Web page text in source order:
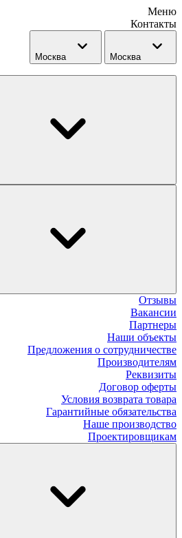
Меню
Контакты
Москва Москва
Отзывы
Вакансии
Партнеры
Наши объекты
Предложения о сотрудничестве
Производителям
Реквизиты
Договор оферты
Условия возврата товара
Гарантийные обязательства
Наше производство
Проектировщикам